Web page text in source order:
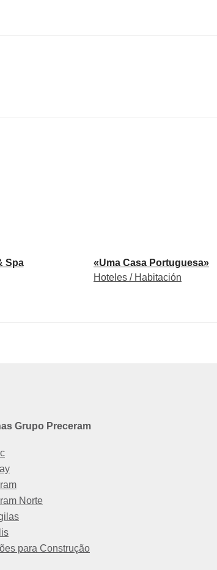
Spa
«Uma Casa Portuguesa»
Hoteles / Habitación
Grupo Preceram
Norte
para Construção